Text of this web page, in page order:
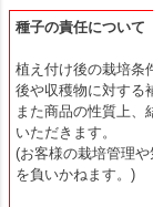
種子の責任について
植え付け後の栽培条
後や収穫物に対する
また商品の性質上、
いただきます。
(お客様の栽培管理
を負いかねます。)